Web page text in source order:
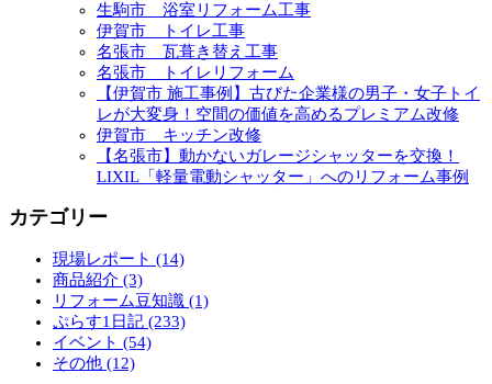
生駒市 浴室リフォーム工事
伊賀市 トイレ工事
名張市 瓦葺き替え工事
名張市 トイレリフォーム
【伊賀市 施工事例】古びた企業様の男子・女子トイ
レが大変身！空間の価値を高めるプレミアム改修
伊賀市 キッチン改修
【名張市】動かないガレージシャッターを交換！
LIXIL「軽量電動シャッター」へのリフォーム事例
カテゴリー
現場レポート (14)
商品紹介 (3)
リフォーム豆知識 (1)
ぷらす1日記 (233)
イベント (54)
その他 (12)